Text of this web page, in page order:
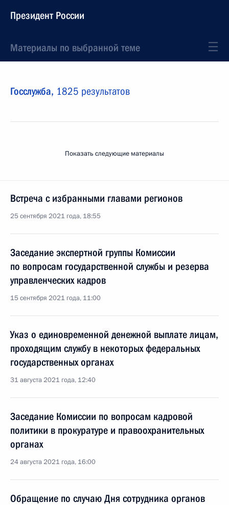
Президент России
Материалы по выбранной теме
Госслужба, 1825 результатов
Показать следующие материалы
Встреча с избранными главами регионов
25 сентября 2021 года, 18:55
Заседание экспертной группы Комиссии
по вопросам государственной службы и резерва
управленческих кадров
15 сентября 2021 года, 11:00
Указ о единовременной денежной выплате лицам,
проходящим службу в некоторых федеральных
государственных органах
31 августа 2021 года, 12:40
Заседание Комиссии по вопросам кадровой
политики в прокуратуре и правоохранительных
органах
24 августа 2021 года, 16:00
Обращение по случаю Дня сотрудника органов